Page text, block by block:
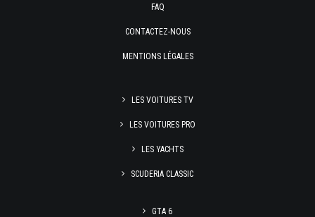
FAQ
CONTACTEZ-NOUS
MENTIONS LÉGALES
LES VOITURES TV
LES VOITURES PRO
LES YACHTS
SCUDERIA CLASSIC
GTA 6